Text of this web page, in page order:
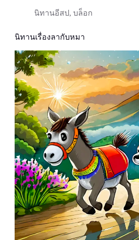
นิทานอีสป , บล็อก
นิทานเรื่องลากับหมา